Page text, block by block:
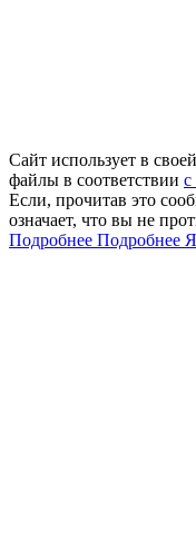
Сайт использует в
файлы в соответствии с
Если, прочитав это
означает, что вы не
Подробнее Подробнее